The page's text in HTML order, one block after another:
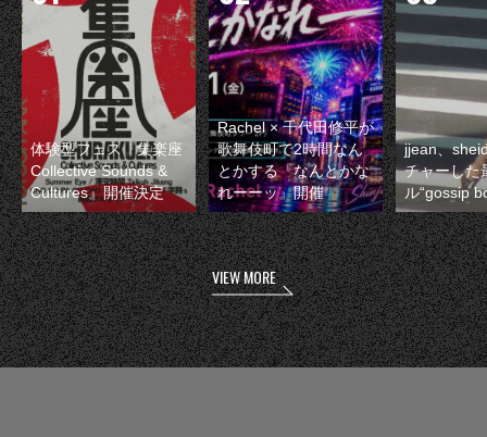
体験型フェス『集楽座
Collective Sounds &
Cultures』開催決定
Rachel × 千代田修平が
歌舞伎町で2時間なん
とかする『なんとかな
れーーッ』開催
jjean、
チャーした
ル“gossip
VIEW MORE